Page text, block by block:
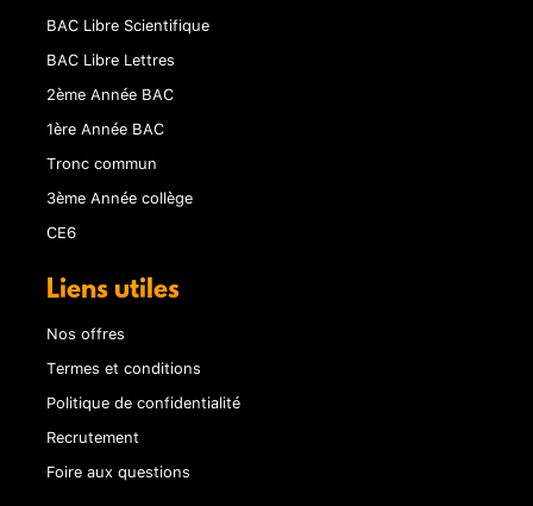
BAC Libre Scientifique
BAC Libre Lettres
2ème Année BAC
1ère Année BAC
Tronc commun
3ème Année collège
CE6
Liens utiles
Nos offres
Termes et conditions
Politique de confidentialité
Recrutement
Foire aux questions